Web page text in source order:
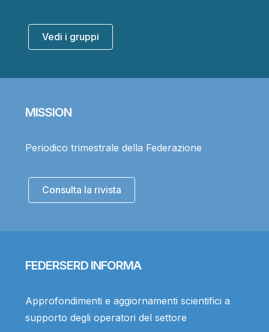
Vedi i gruppi
MISSION
Periodico trimestrale della Federazione
Consulta la rivista
FEDERSERD INFORMA
Approfondimenti e aggiornamenti scientifici a
supporto degli operatori del settore